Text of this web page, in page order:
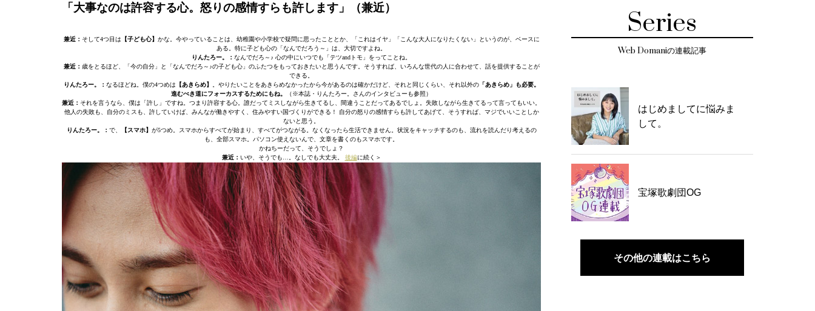
「大事なのは許容する心。怒りの感情すらも許します」（兼近）
兼近： そして4つ目は 【子ども心】 かな。今やっていることは、幼稚園や小学校で疑問に思ったこととか、「これはイヤ」「こんな大人になりたくない」というのが、ベースに
ある。特に子ども心の「なんでだろう～」は、大切ですよね。
りんたろー。： なんでだろ～♪ 心の中にいつでも「テツandトモ」をってことね。
兼近： 歳をとるほど、「今の自分」と「なんでだろ～♪の子ども心」のふたつをもっておきたいと思うんです。そうすれば、いろんな世代の人に合わせて、話を提供することが
できる。
りんたろー。： なるほどね。僕の4つめは 【あきらめ】 。やりたいことをあきらめなかったから今があるのは確かだけど、それと同じくらい、それ以外の「あきらめ」も必要。
進むべき道にフォーカスするためにもね。
（※本誌・りんたろー。さんのインタビューも参照）
兼近： それを言うなら、僕は「許し」ですね。つまり許容する心。誰だってミスしながら生きてるし、間違うことだってあるでしょ。失敗しながら生きてるって言ってもいい。
他人の失敗も、自分のミスも、許していけば、みんなが働きやすく、住みやすい国づくりができる！ 自分の怒りの感情すらも許してあげて、そうすれば、マジでいいことしか
ないと思う。
りんたろー。： で、 【スマホ】 が5つめ。スマホからすべてが始まり、すべてがつながる。なくなったら生活できません。状況をキャッチするのも、流れを読んだり考えるの
も、全部スマホ。パソコン使えないんで、文章を書くのもスマホです。
かねちーだって、そうでしょ？
兼近： いや、そうでも…。なしでも大丈夫。 後編に続く＞
Series
Web Domaniの連載記事
はじめましてに悩みま
して。
宝塚歌劇団OG
その他の連載はこちら